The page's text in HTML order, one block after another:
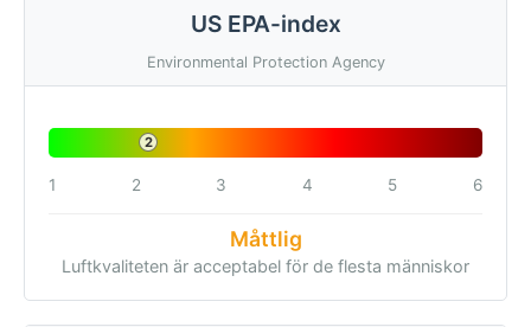
US EPA-index
Environmental Protection Agency
2
1 2 3 4 5 6
Måttlig
Luftkvaliteten är acceptabel för de flesta människor